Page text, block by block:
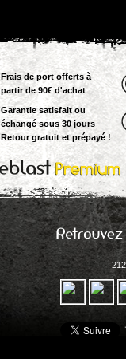
Frais de port offerts à
partir de 90€ d'achat
Garantie satisfait ou
échangé sous 30 jours
Retour gratuit et prépayé !